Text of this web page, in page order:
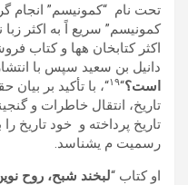
تحت نام “کمونيسم” انجام
کمونيسم” سريع اً به اکثر
اکثر کتابخان هھا و کتاب
دانيل بن سعيد سپس با
است؟“١٩“، با تأکيد بر بيان
تاريخ، انتقال خاطرات و
تاريخ پرداخته و خود تاريخ
رسميت م یشناسد.
او کتاب “لبخند شبح، روح